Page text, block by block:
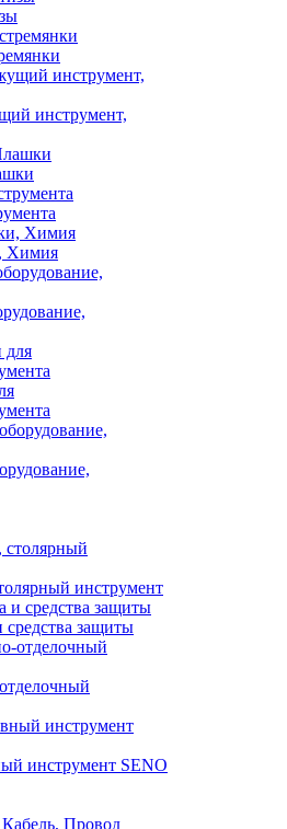
инструмент,
Химия
инструмент
защиты
инструмент SENO